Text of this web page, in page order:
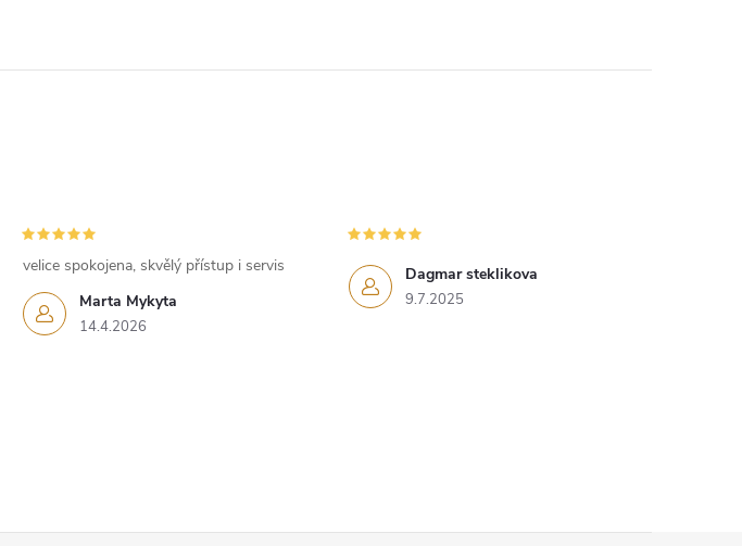
Marta Mykyta
14.4.2026
velice spokojena, skvělý přístup i servis Dagmar steklikova
9.7.2025